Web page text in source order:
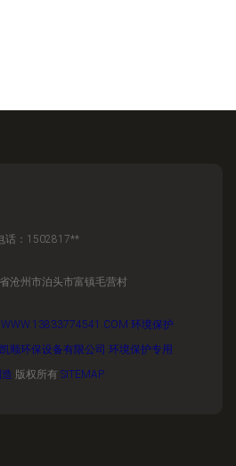
话：1502817**
沧州市泊头市富镇毛营村
WWW.13833774541.COM 环境保护
顺环保设备有限公司 环境保护专用
版权所有 SITEMAP